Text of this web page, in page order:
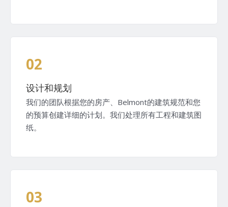
02
设计和规划
我们的团队根据您的房产、Belmont的建筑规范和您
的预算创建详细的计划。我们处理所有工程和建筑图
纸。
03